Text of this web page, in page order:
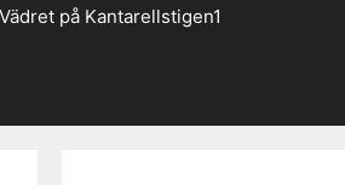
Vädret på Kantarellstigen1